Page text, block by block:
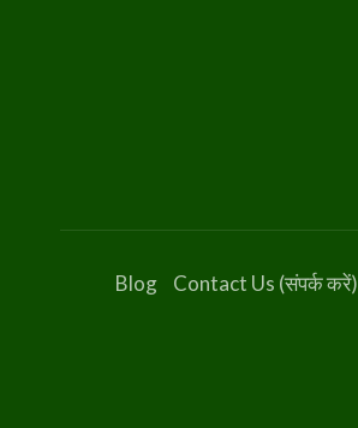
Blog Contact Us (संपर्क करें)